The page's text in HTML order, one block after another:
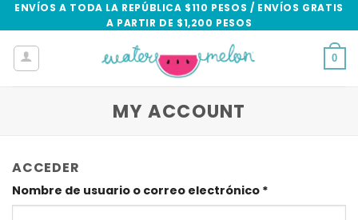
Skip
to
content
ENVÍOS A TODA LA REPÚBLICA $110 PESOS / ENVÍOS GRATIS
A PARTIR DE $1,200 PESOS
0
MY ACCOUNT
ACCEDER
Nombre de usuario o correo electrónico *